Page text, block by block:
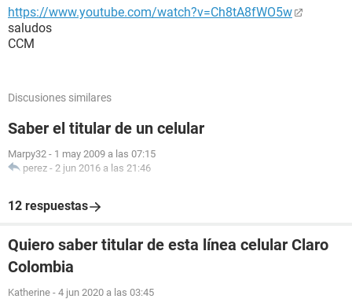
https://www.youtube.com/watch?v=Ch8tA8fWO5w
saludos
CCM
Discusiones similares
Saber el titular de un celular
Marpy32 - 1 may 2009 a las 07:15
perez - 2 jun 2016 a las 21:46
12 respuestas
Quiero saber titular de esta línea celular Claro
Colombia
Katherine - 4 jun 2020 a las 03:45